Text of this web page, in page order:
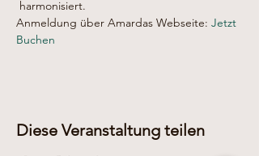
harmonisiert.
Anmeldung über Amardas Webseite: Jetzt
Buchen
Diese Veranstaltung teilen